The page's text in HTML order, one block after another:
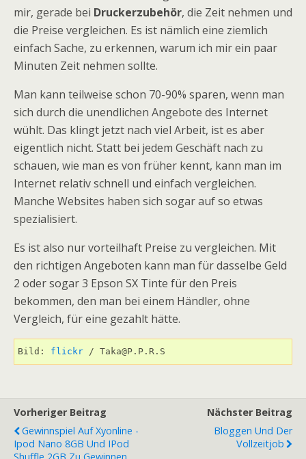
mir, gerade bei Druckerzubehör, die Zeit nehmen und
die Preise vergleichen. Es ist nämlich eine ziemlich
einfach Sache, zu erkennen, warum ich mir ein paar
Minuten Zeit nehmen sollte.
Man kann teilweise schon 70-90% sparen, wenn man
sich durch die unendlichen Angebote des Internet
wühlt. Das klingt jetzt nach viel Arbeit, ist es aber
eigentlich nicht. Statt bei jedem Geschäft nach zu
schauen, wie man es von früher kennt, kann man im
Internet relativ schnell und einfach vergleichen.
Manche Websites haben sich sogar auf so etwas
spezialisiert.
Es ist also nur vorteilhaft Preise zu vergleichen. Mit
den richtigen Angeboten kann man für dasselbe Geld
2 oder sogar 3 Epson SX Tinte für den Preis
bekommen, den man bei einem Händler, ohne
Vergleich, für eine gezahlt hätte.
Bild: flickr
Vorheriger Beitrag
Gewinnspiel Auf Xyonline -
Ipod Nano 8GB Und IPod
Nächster Beitrag
Bloggen Und Der
Vollzeitjob